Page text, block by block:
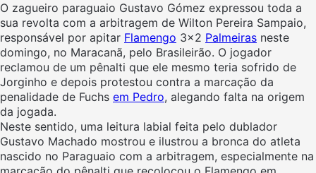
O zagueiro paraguaio Gustavo Gómez expressou toda a
sua revolta com a arbitragem de Wilton Pereira Sampaio,
responsável por apitar Flamengo 3×2 Palmeiras neste
domingo, no Maracanã, pelo Brasileirão. O jogador
reclamou de um pênalti que ele mesmo teria sofrido de
Jorginho e depois protestou contra a marcação da
penalidade de Fuchs em Pedro, alegando falta na origem
da jogada.
Neste sentido, uma leitura labial feita pelo dublador
Gustavo Machado mostrou e ilustrou a bronca do atleta
nascido no Paraguaio com a arbitragem, especialmente na